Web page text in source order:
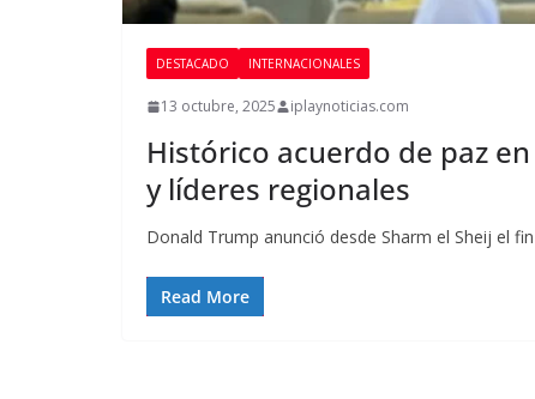
DESTACADO INTERNACIONALES
13 octubre, 2025 iplaynoticias.com
Histórico acuerdo de paz
y líderes regionales
Donald Trump anunció desde Sharm el Sheij el
Read More